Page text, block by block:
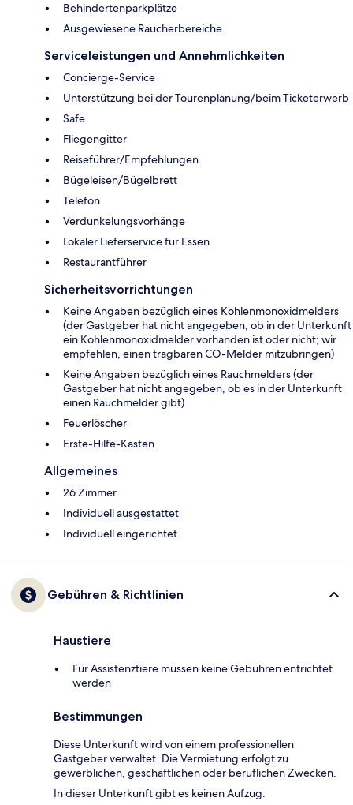
Behindertenparkplätze
Ausgewiesene Raucherbereiche
Serviceleistungen und Annehmlichkeiten
Concierge-Service
Unterstützung bei der Tourenplanung/beim Ticketerwerb
Safe
Fliegengitter
Reiseführer/Empfehlungen
Bügeleisen/Bügelbrett
Telefon
Verdunkelungsvorhänge
Lokaler Lieferservice für Essen
Restaurantführer
Sicherheitsvorrichtungen
Keine Angaben bezüglich eines Kohlenmonoxidmelders
(der Gastgeber hat nicht angegeben, ob in der Unterkunft
ein Kohlenmonoxidmelder vorhanden ist oder nicht; wir
empfehlen, einen tragbaren CO-Melder mitzubringen)
Keine Angaben bezüglich eines Rauchmelders (der
Gastgeber hat nicht angegeben, ob es in der Unterkunft
einen Rauchmelder gibt)
Feuerlöscher
Ers­te-Hil­fe-Kas­ten
Allgemeines
26 Zimmer
Individuell ausgestattet
Individuell eingerichtet
Gebühren & Richtlinien
Haustiere
Für Assistenztiere müssen keine Gebühren entrichtet
werden
Bestimmungen
Diese Unterkunft wird von einem professionellen
Gastgeber verwaltet. Die Vermietung erfolgt zu
gewerblichen, geschäftlichen oder beruflichen Zwecken.
In dieser Unterkunft gibt es keinen Aufzug.